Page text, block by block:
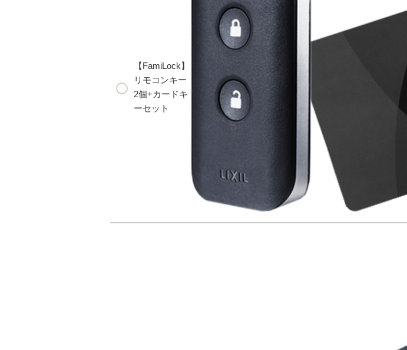
【FamiLock】
リモコンキー
2個+カードキ
ーセット